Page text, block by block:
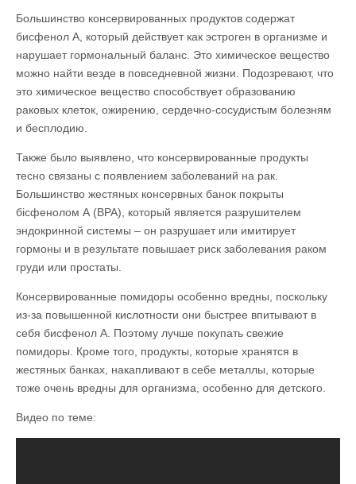
Большинство консервированных продуктов содержат
бисфенол А, который действует как эстроген в организме и
нарушает гормональный баланс. Это химическое вещество
можно найти везде в повседневной жизни. Подозревают, что
это химическое вещество способствует образованию
раковых клеток, ожирению, сердечно-сосудистым болезням
и бесплодию.
Также было выявлено, что консервированные продукты
тесно связаны с появлением заболеваний на рак.
Большинство жестяных консервных банок покрыты
бісфенолом А (BPA), который является разрушителем
эндокринной системы – он разрушает или имитирует
гормоны и в результате повышает риск заболевания раком
груди или простаты.
Консервированные помидоры особенно вредны, поскольку
из-за повышенной кислотности они быстрее впитывают в
себя бисфенол А. Поэтому лучше покупать свежие
помидоры. Кроме того, продукты, которые хранятся в
жестяных банках, накапливают в себе металлы, которые
тоже очень вредны для организма, особенно для детского.
Видео по теме: